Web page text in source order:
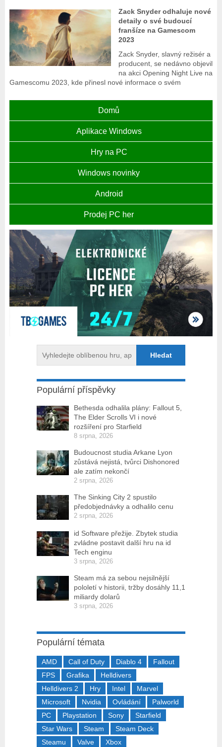
Zack Snyder odhaluje nové
detaily o své budoucí
franšíze na Gamescom
2023
Zack Snyder, slavný režisér a
producent, se nedávno objevil
na akci Opening Night Live na
Gamescomu 2023, kde přinesl nové informace o svém
Domů
Aplikace Windows
Hry na PC
Windows novinky
Android
Prodej PC her
Populární příspěvky
Bethesda odhalila plány: Fallout 5,
The Elder Scrolls VI i nové
rozšíření pro Starfield
8 srpna, 2026
Budoucnost studia Arkane Lyon
zůstává nejistá, tvůrci Dishonored
ale zatím nekončí
2 srpna, 2026
The Sinking City 2 spustilo
předobjednávky a odhalilo cenu
2 srpna, 2026
id Software přežije. Zbytek studia
zvládne postavit další hru na id
Tech enginu
3 srpna, 2026
Steam má za sebou nejsilnější
pololetí v historii, tržby dosáhly 11,1
miliardy dolarů
3 srpna, 2026
Populární témata
AMD Call of Duty Diablo 4
Fallout
FPS
Grafika
Helldivers
Helldivers 2
Hry Intel
Marvel
Microsoft
Nvidia Ovládání
Palworld
PC
Playstation Sony
Starfield
Star Wars
Steam
Steam Deck
Steamu
Valve Xbox